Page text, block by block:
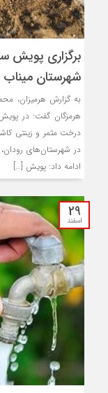
برگزاری پویش
شهرستان میناب
به گزارش هرمیزان،
درخت مثمر و زینتی
در شهرستان‌های
ادامه داد: پویش […]
29
اسفند